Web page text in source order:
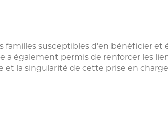
familles susceptibles d’en bénéficier et
a également permis de renforcer les
et la singularité de cette prise en